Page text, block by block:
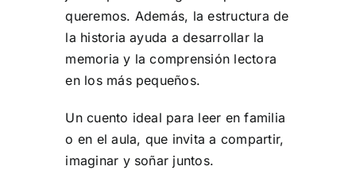
queremos. Además, la estructura de
la historia ayuda a desarrollar la
memoria y la comprensión lectora
en los más pequeños.
Un cuento ideal para leer en familia
o en el aula, que invita a compartir,
imaginar y soñar juntos.